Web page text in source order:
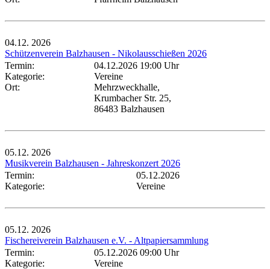
04.12. 2026
Schützenverein Balzhausen - Nikolausschießen 2026
Termin:
04.12.2026 19:00 Uhr
Kategorie:
Vereine
Ort:
Mehrzweckhalle,
Krumbacher Str. 25,
86483 Balzhausen
05.12. 2026
Musikverein Balzhausen - Jahreskonzert 2026
Termin:
05.12.2026
Kategorie:
Vereine
05.12. 2026
Fischereiverein Balzhausen e.V. - Altpapiersammlung
Termin:
05.12.2026 09:00 Uhr
Kategorie:
Vereine